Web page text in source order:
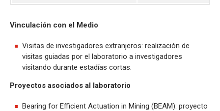
Vinculación con el Medio
Visitas de investigadores extranjeros: realización de
visitas guiadas por el laboratorio a investigadores
visitando durante estadías cortas.
Proyectos asociados al laboratorio
Bearing for Efficient Actuation in Mining (BEAM): proyecto